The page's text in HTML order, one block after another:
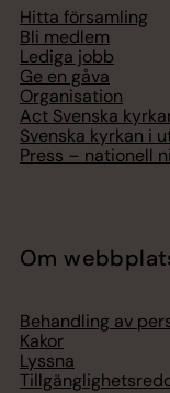
Hitta församling
Bli medlem
Lediga jobb
Ge en gåva
Organisation
Act Svenska
Svenska kyrkan i
Press – nationell
Om
Behandling av
Kakor
Lyssna